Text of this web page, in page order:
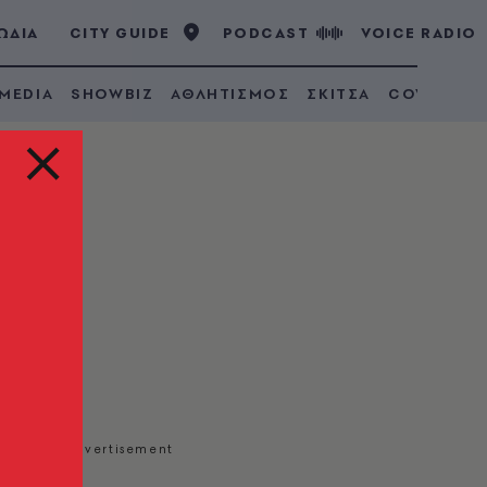
CITY GUIDE PODCAST VOICE RADIO
SHOWBIZ ΑΘΛΗΤΙΣΜΟΣ ΣΚΙΤΣΑ COVID 19